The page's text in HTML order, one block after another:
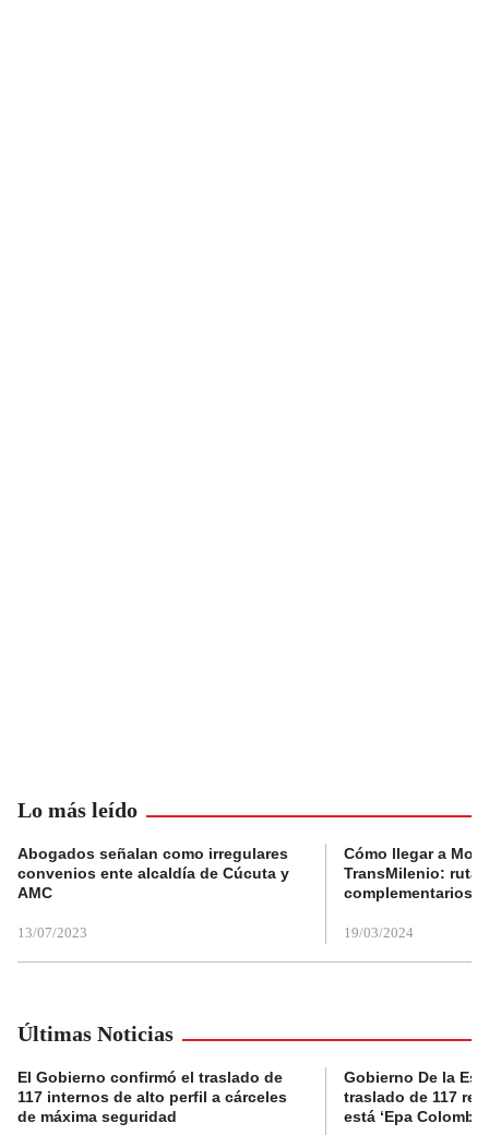
Lo más leído
Abogados señalan como irregulares
convenios ente alcaldía de Cúcuta y
AMC
13/07/2023
Cómo llegar a
TransMilenio:
complementarios
19/03/2024
Últimas Noticias
El Gobierno confirmó el traslado de
117 internos de alto perfil a cárceles
de máxima seguridad
Gobierno De la
traslado de 117
está ‘Epa